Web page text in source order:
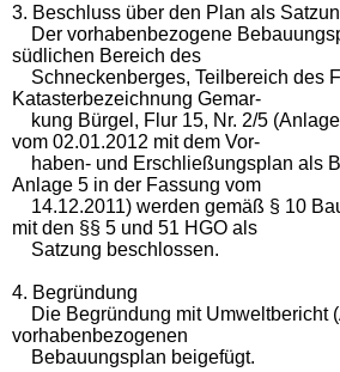
3. Beschluss über den Plan als
Der vorhabenbezogene
südlichen Bereich des
Schneckenberges, Teilbereich des
Katasterbezeichnung Gemar-
kung Bürgel, Flur 15, Nr. 2/5
vom 02.01.2012 mit dem Vor-
haben- und Erschließungsplan als
Anlage 5 in der Fassung vom
14.12.2011) werden gemäß § 10
mit den §§ 5 und 51 HGO als
Satzung beschlossen.
4. Begründung
Die Begründung mit Umweltbericht
vorhabenbezogenen
Bebauungsplan beigefügt.